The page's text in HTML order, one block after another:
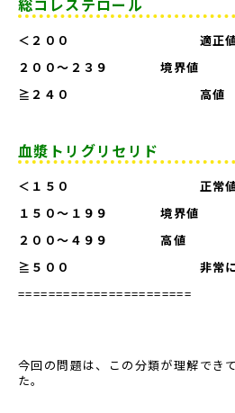
＜２００ 適正
２００〜２３９ 境界値
≧２４０ 高値
血漿トリグリセリド
＜１５０ 正常
１５０〜１９９ 境界値
２００〜４９９ 高値
≧５００ 非常に
=======================
今回の問題は、この分類が理解でき
た。